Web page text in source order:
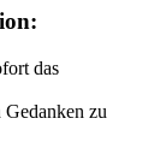
das
zu